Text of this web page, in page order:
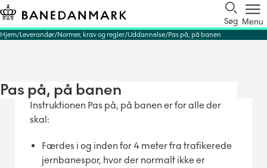
Søg Menu
Hjem Leverandør Normer, krav og regler Uddannelse Pas på, på banen
Pas på, på banen
Instruktionen Pas på, på banen er for alle der
skal:
Færdes i og inden for 4 meter fra trafikerede
jernbanespor, hvor der normalt ikke er